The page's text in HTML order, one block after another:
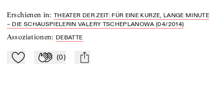
Erschienen in:THEATER DER ZEIT: FÜR EINE KURZE, LANGE MINUTE
– DIE SCHAUSPIELERIN VALERY TSCHEPLANOWA (04/2014)
Assoziationen: DEBATTE
Zu Mein-TdZ hinzufügen
Applaudieren
(0) mail